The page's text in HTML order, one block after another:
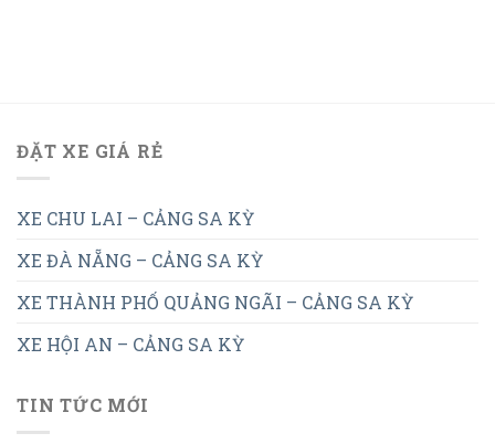
ĐẶT XE GIÁ RẺ
XE CHU LAI – CẢNG SA KỲ
XE ĐÀ NẴNG – CẢNG SA KỲ
XE THÀNH PHỐ QUẢNG NGÃI – CẢNG SA KỲ
XE HỘI AN – CẢNG SA KỲ
TIN TỨC MỚI